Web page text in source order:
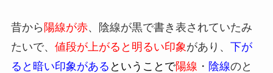
昔から 陽線が赤、陰線が黒で書き表されていたみ
たいで、 値段が上がると明るい印象 があり、 下が
ると暗い印象がある ということ で陽線 ・ 陰線のと